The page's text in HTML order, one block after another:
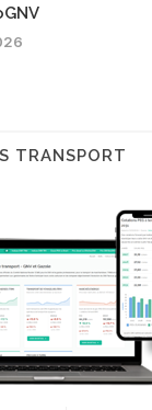
TRANSPORT